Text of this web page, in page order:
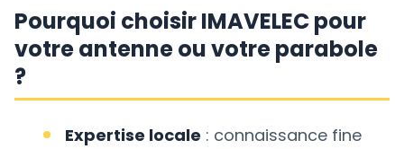
Pourquoi choisir IMAVELEC pour
votre antenne ou votre parabole
?
Expertise locale : connaissance fine